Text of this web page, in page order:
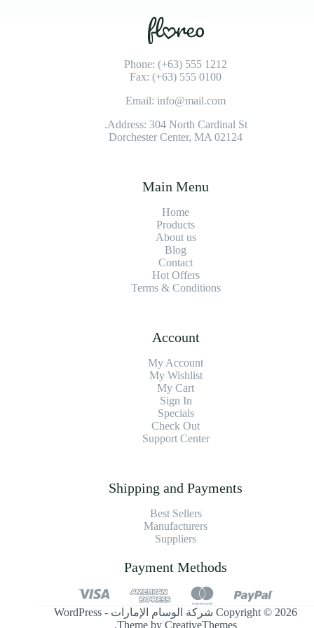
Phone: (+63) 555 1212
Fax: (+63) 555 0100
Email: info@mail.com
Address: 304 North Cardinal St.
Dorchester Center, MA 02124
Main Menu
Home
Products
About us
Blog
Contact
Hot Offers
Terms & Conditions
Account
My Account
My Wishlist
My Cart
Sign In
Specials
Check Out
Support Center
Shipping and Payments
Best Sellers
Manufacturers
Suppliers
Payment Methods
Copyright © 2026 شركة الوسام الإمارات - WordPress
Theme byCreativeThemes
.